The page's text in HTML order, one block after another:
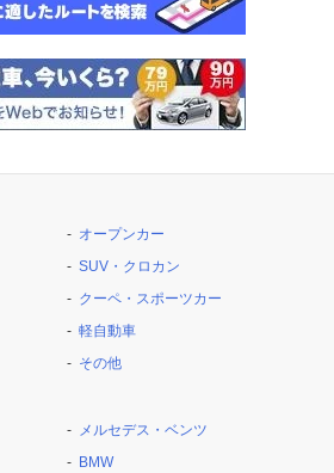
オープンカー
SUV・クロカン
クーペ・スポーツカー
軽自動車
その他
メルセデス・ベンツ
BMW